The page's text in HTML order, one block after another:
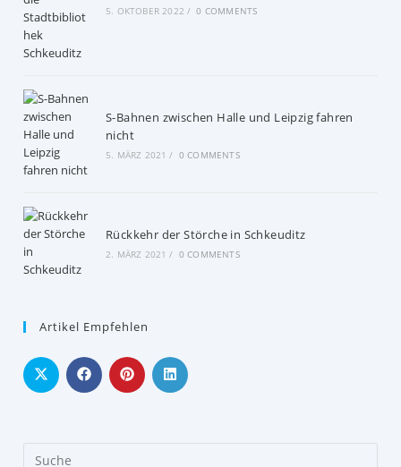
5. OKTOBER 2022 / 0 COMMENTS
S-Bahnen zwischen Halle und Leipzig fahren
nicht
5. MÄRZ 2021 / 0 COMMENTS
Rückkehr der Störche in Schkeuditz
2. MÄRZ 2021 / 0 COMMENTS
Artikel Empfehlen